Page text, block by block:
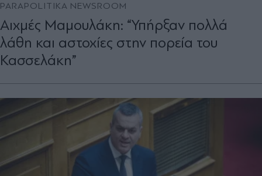
PARAPOLITIKA NEWSROOM
Αιχμές Μαμουλάκη: “Υπήρξαν πολλά
λάθη και αστοχίες στην πορεία του
Κασσελάκη”